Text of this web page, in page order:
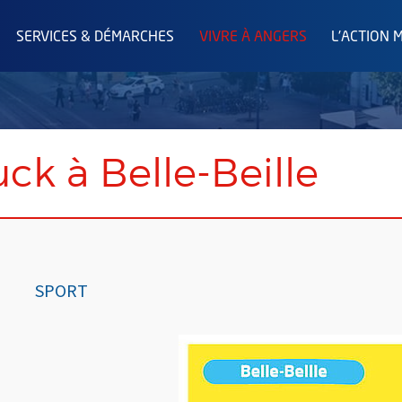
SERVICES & DÉMARCHES VIVRE À ANGERS L'ACTION
à Belle-Beille
SPORT